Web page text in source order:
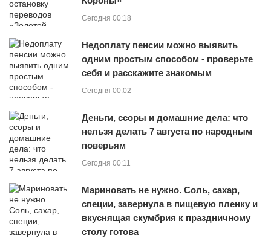
Сегодня 00:18
Недоплату пенсии можно выявить
одним простым способом - проверьте
себя и расскажите знакомым
Сегодня 00:02
Деньги, ссоры и домашние дела: что
нельзя делать 7 августа по народным
поверьям
Сегодня 00:11
Мариновать не нужно. Соль, сахар,
специи, завернула в пищевую пленку и
вкуснящая скумбрия к праздничному
столу готова